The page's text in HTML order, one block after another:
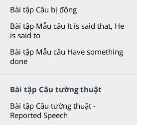
Bài tập Câu bị động
Bài tập Mẫu câu It is said that, He
is said to
Bài tập Mẫu câu Have something
done
Bài tập Câu tường thuật
Bài tập Câu tường thuật -
Reported Speech